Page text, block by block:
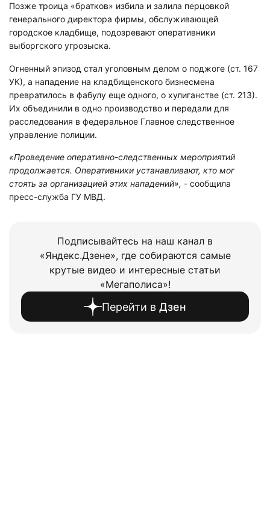
Позже троица «братков» избила и залила перцовкой
генерального директора фирмы, обслуживающей
городское кладбище, подозревают оперативники
выборгского угрозыска.
Огненный эпизод стал уголовным делом о поджоге (ст. 167
УК), а нападение на кладбищенского бизнесмена
превратилось в фабулу еще одного, о хулиганстве (ст. 213).
Их объединили в одно производство и передали для
расследования в федеральное Главное следственное
управление полиции.
«Проведение оперативно-следственных мероприятий
продолжается. Оперативники устанавливают, кто мог
стоять за организацией этих нападений», - сообщила
пресс-служба ГУ МВД.
Подписывайтесь на наш канал в
«Яндекс.Дзене», где собираются самые
крутые видео и интересные статьи
«Мегаполиса»!
Перейти в Дзен